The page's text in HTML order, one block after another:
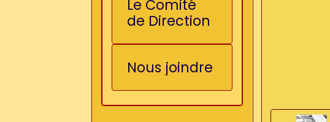
Le Comité
de Direction
Nous joindre